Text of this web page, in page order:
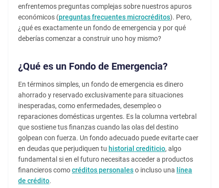
enfrentemos preguntas complejas sobre nuestros apuros
económicos (preguntas frecuentes microcréditos). Pero,
¿qué es exactamente un fondo de emergencia y por qué
deberías comenzar a construir uno hoy mismo?
¿Qué es un Fondo de Emergencia?
En términos simples, un fondo de emergencia es dinero
ahorrado y reservado exclusivamente para situaciones
inesperadas, como enfermedades, desempleo o
reparaciones domésticas urgentes. Es la columna vertebral
que sostiene tus finanzas cuando las olas del destino
golpean con fuerza. Un fondo adecuado puede evitarte caer
en deudas que perjudiquen tu historial crediticio, algo
fundamental si en el futuro necesitas acceder a productos
financieros comocréditos personaleso incluso una línea
de crédito.